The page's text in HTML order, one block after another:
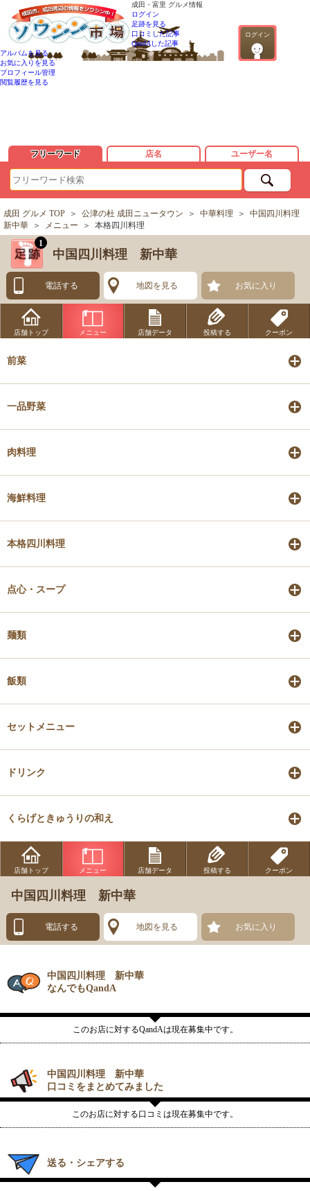
成田・富里 グルメ情報
ログイン
ログイン
足跡を見る
口コミした記事
QandAした記事
アルバムを見る
お気に入りを見る
プロフィール管理
閲覧履歴を見る
フリーワード 店名 ユーザー名
成田 グルメ TOP ＞ 公津の杜 成田ニュータウン ＞ 中華料理 ＞ 中国四川料理
新中華
＞ メニュー ＞ 本格四川料理
1
中国四川料理 新中華
電話する 地図を見る お気に入り
店舗トップ メニュー 店舗データ 投稿する クーポン
前菜
一品野菜
肉料理
海鮮料理
本格四川料理
点心・スープ
麺類
飯類
セットメニュー
ドリンク
くらげときゅうりの和え
店舗トップ メニュー 店舗データ 投稿する クーポン
中国四川料理 新中華
電話する 地図を見る お気に入り
中国四川料理 新中華
なんでもQandA
このお店に対するQandAは現在募集中です。
中国四川料理 新中華
口コミをまとめてみました
このお店に対する口コミは現在募集中です。
送る・シェアする